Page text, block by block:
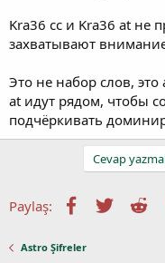
Kra36 cc и Kra36 at не
захватывают
Это не набор слов,
at идут рядом, чтобы
подчёркивать
Cevap
Paylaş: Facebook
Twitter
Astro Şifreler